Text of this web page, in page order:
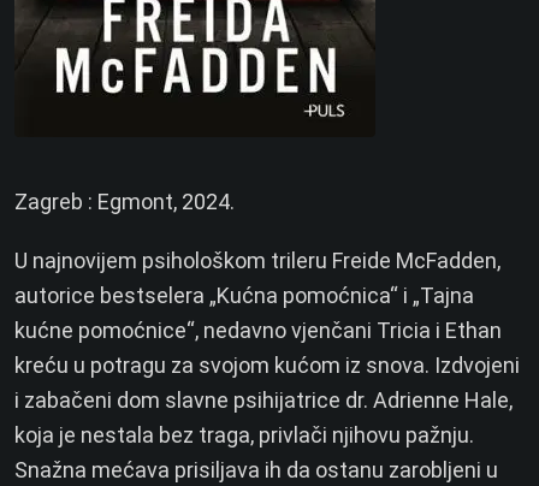
Zagreb : Egmont, 2024.
U najnovijem psihološkom trileru Freide McFadden,
autorice bestselera „Kućna pomoćnica“ i „Tajna
kućne pomoćnice“, nedavno vjenčani Tricia i Ethan
kreću u potragu za svojom kućom iz snova. Izdvojeni
i zabačeni dom slavne psihijatrice dr. Adrienne Hale,
koja je nestala bez traga, privlači njihovu pažnju.
Snažna mećava prisiljava ih da ostanu zarobljeni u